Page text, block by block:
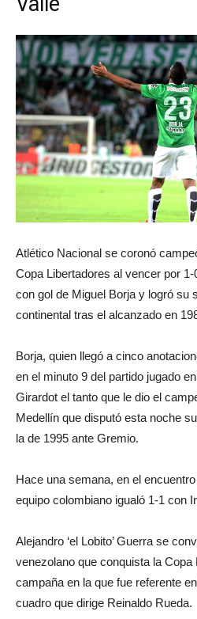
Atlético Nacional se coronó
Copa Libertadores al vencer por
con gol de Miguel Borja y logró su
continental tras el alcanzado en
Borja, quien llegó a cinco
en el minuto 9 del partido jugado
Girardot el tanto que le dio el
Medellín que disputó esta noche
la de 1995 ante Gremio.
Hace una semana, en el
equipo colombiano igualó 1-1 con
Alejandro ‘el Lobito’ Guerra se
venezolano que conquista la Copa
campaña en la que fue referente
cuadro que dirige Reinaldo Rueda.